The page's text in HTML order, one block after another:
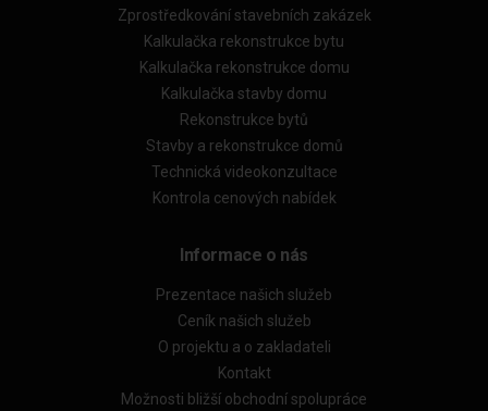
Zprostředkování stavebních zakázek
Kalkulačka rekonstrukce bytu
Kalkulačka rekonstrukce domu
Kalkulačka stavby domu
Rekonstrukce bytů
Stavby a rekonstrukce domů
Technická videokonzultace
Kontrola cenových nabídek
Informace o nás
Prezentace našich služeb
Ceník našich služeb
O projektu a o zakladateli
Kontakt
Možnosti bližší obchodní spolupráce